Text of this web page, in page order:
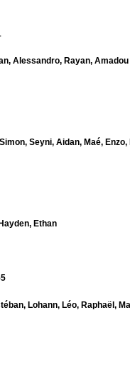
Alessandro, Rayan, Amadou
Seyni, Aidan, Maé,
Ethan
Lohann, Léo, Raphaël,